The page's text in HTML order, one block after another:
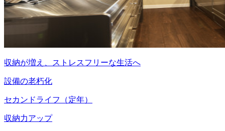
収納が増え、ストレスフリーな生活へ
設備の老朽化
セカンドライフ（定年）
収納力アップ